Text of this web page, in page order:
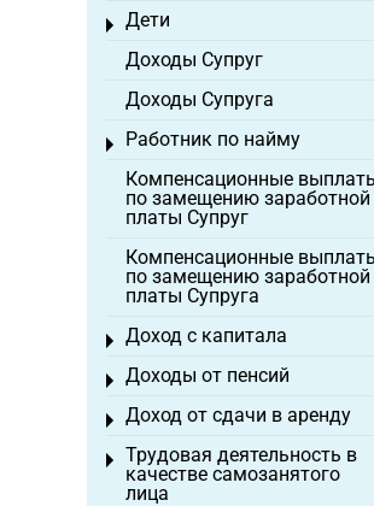
Дети
Toggle menu
Доходы Супруг
Доходы Супруга
Работник по найму
Toggle menu
Компенсационные
по замещению заработной
платы Супруг
Компенсационные
по замещению заработной
платы Супруга
Доход с капитала
Toggle menu
Доходы от пенсий
Toggle menu
Доход от сдачи в аренду
Toggle menu
Трудовая деятельность в
качестве самозанятого
лица
Toggle menu